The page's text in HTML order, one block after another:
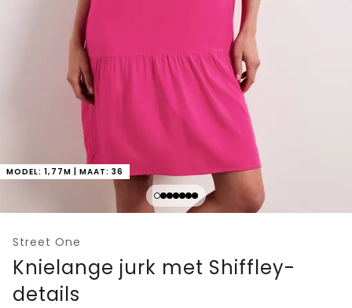
MODEL: 1,77M | MAAT: 36
Street One
Knielange jurk met Shiffley-
details